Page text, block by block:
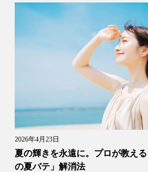
2026年4月23日
夏の輝きを永遠に。プロが教え
の夏バテ」解消法